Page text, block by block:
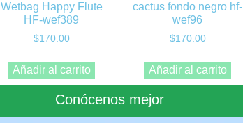
Wetbag Happy Flute
HF-wef389
$170.00
Añadir al carrito
cactus fondo negro hf-
wef96
$170.00
Añadir al carrito
Conócenos mejor